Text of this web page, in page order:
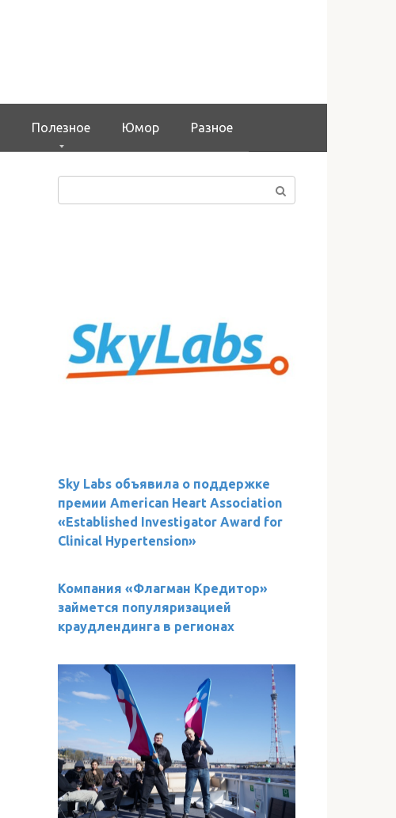
Полезное Юмор Разное
Sky Labs объявила о поддержке
премии American Heart Association
«Established Investigator Award for
Clinical Hypertension»
Компания «Флагман Кредитор»
займется популяризацией
краудлендинга в регионах